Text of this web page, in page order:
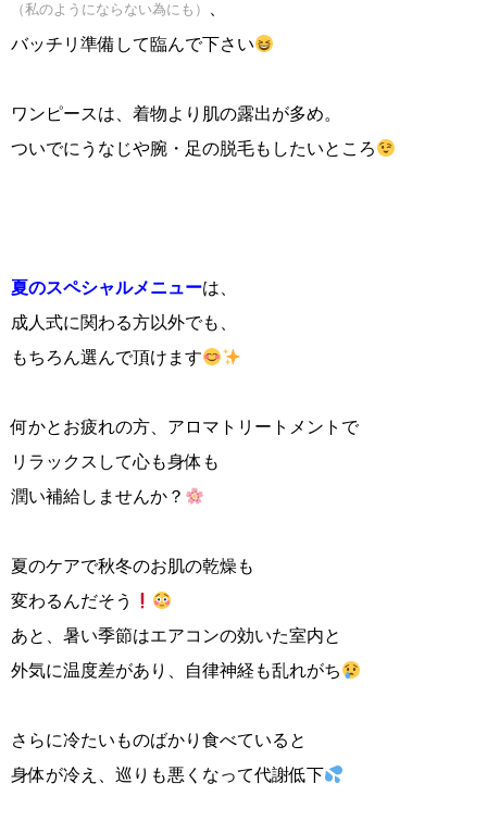
（私のようにならない為にも）
バッチリ準備して臨んで下さい
ワンピースは、着物より肌の露出が多め。
ついでにうなじや腕・足の脱毛もしたいところ
夏のスペシャルメニューは、
成人式に関わる方以外でも、
もちろん選んで頂けます
何かとお疲れの方、アロマトリートメントで
リラックスして心も身体も
潤い補給しませんか？
夏のケアで秋冬のお肌の乾燥も
変わるんだそう
あと、暑い季節はエアコンの効いた室内と
外気に温度差があり、自律神経も乱れがち
さらに冷たいものばかり食べていると
身体が冷え、巡りも悪くなって代謝低下